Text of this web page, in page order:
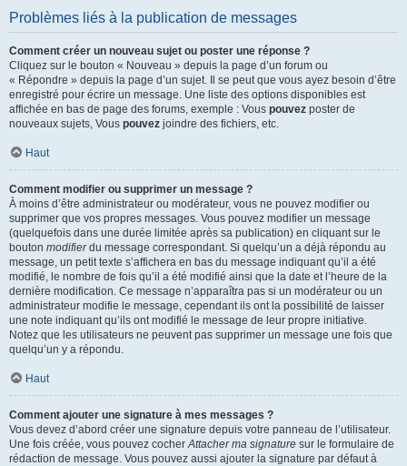
Problèmes liés à la publication de messages
Comment créer un nouveau sujet ou poster une réponse ?
Cliquez sur le bouton « Nouveau » depuis la page d’un forum ou
« Répondre » depuis la page d’un sujet. Il se peut que vous ayez besoin d’être
enregistré pour écrire un message. Une liste des options disponibles est
affichée en bas de page des forums, exemple : Vous pouvez poster de
nouveaux sujets, Vous pouvez joindre des fichiers, etc.
Haut
Comment modifier ou supprimer un message ?
À moins d’être administrateur ou modérateur, vous ne pouvez modifier ou
supprimer que vos propres messages. Vous pouvez modifier un message
(quelquefois dans une durée limitée après sa publication) en cliquant sur le
bouton modifierdu message correspondant. Si quelqu’un a déjà répondu au
message, un petit texte s’affichera en bas du message indiquant qu’il a été
modifié, le nombre de fois qu’il a été modifié ainsi que la date et l’heure de la
dernière modification. Ce message n’apparaîtra pas si un modérateur ou un
administrateur modifie le message, cependant ils ont la possibilité de laisser
une note indiquant qu’ils ont modifié le message de leur propre initiative.
Notez que les utilisateurs ne peuvent pas supprimer un message une fois que
quelqu’un y a répondu.
Haut
Comment ajouter une signature à mes messages ?
Vous devez d’abord créer une signature depuis votre panneau de l’utilisateur.
Une fois créée, vous pouvez cocherAttacher ma signature sur le formulaire de
rédaction de message. Vous pouvez aussi ajouter la signature par défaut à